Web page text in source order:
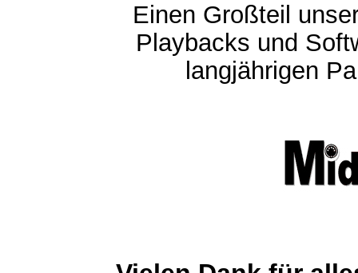
Einen Großteil
Playbacks und
langjährigen